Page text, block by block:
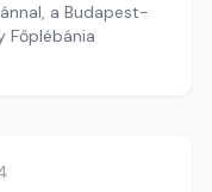
a Budapest-
Főplébánia